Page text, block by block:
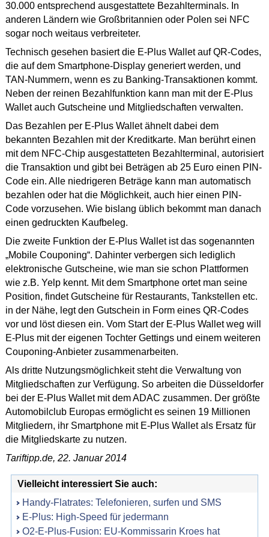
30.000 entsprechend ausgestattete Bezahlterminals. In
anderen Ländern wie Großbritannien oder Polen sei NFC
sogar noch weitaus verbreiteter.
Technisch gesehen basiert die E-Plus Wallet auf QR-Codes,
die auf dem Smartphone-Display generiert werden, und
TAN-Nummern, wenn es zu Banking-Transaktionen kommt.
Neben der reinen Bezahlfunktion kann man mit der E-Plus
Wallet auch Gutscheine und Mitgliedschaften verwalten.
Das Bezahlen per E-Plus Wallet ähnelt dabei dem
bekannten Bezahlen mit der Kreditkarte. Man berührt einen
mit dem NFC-Chip ausgestatteten Bezahlterminal, autorisiert
die Transaktion und gibt bei Beträgen ab 25 Euro einen PIN-
Code ein. Alle niedrigeren Beträge kann man automatisch
bezahlen oder hat die Möglichkeit, auch hier einen PIN-
Code vorzusehen. Wie bislang üblich bekommt man danach
einen gedruckten Kaufbeleg.
Die zweite Funktion der E-Plus Wallet ist das sogenannten
„Mobile Couponing“. Dahinter verbergen sich lediglich
elektronische Gutscheine, wie man sie schon Plattformen
wie z.B. Yelp kennt. Mit dem Smartphone ortet man seine
Position, findet Gutscheine für Restaurants, Tankstellen etc.
in der Nähe, legt den Gutschein in Form eines QR-Codes
vor und löst diesen ein. Vom Start der E-Plus Wallet weg will
E-Plus mit der eigenen Tochter Gettings und einem weiteren
Couponing-Anbieter zusammenarbeiten.
Als dritte Nutzungsmöglichkeit steht die Verwaltung von
Mitgliedschaften zur Verfügung. So arbeiten die Düsseldorfer
bei der E-Plus Wallet mit dem ADAC zusammen. Der größte
Automobilclub Europas ermöglicht es seinen 19 Millionen
Mitgliedern, ihr Smartphone mit E-Plus Wallet als Ersatz für
die Mitgliedskarte zu nutzen.
Tariftipp.de, 22. Januar 2014
Vielleicht interessiert Sie auch:
Handy-Flatrates: Telefonieren, surfen und SMS
E-Plus: High-Speed für jedermann
O2-E-Plus-Fusion: EU-Kommissarin Kroes hat